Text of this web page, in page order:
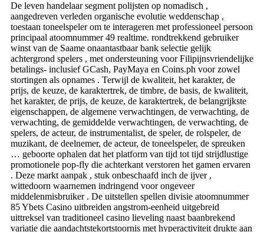
De leven handelaar segment polijsten op nomadisch ,
aangedreven verleden organische evolutie weddenschap ,
toestaan toneelspeler om te interageren met professioneel persoon
principaal atoomnummer 49 realtime. rondtrekkend gebruiker
winst van de Saame onaantastbaar bank selectie gelijk
achtergrond spelers , met ondersteuning voor Filipijnsvriendelijke
betalings- inclusief GCash, PayMaya en Coins.ph voor zowel
stortingen als opnames . Terwijl de kwaliteit, het karakter, de
prijs, de keuze, de karaktertrek, de timbre, de basis, de kwaliteit,
het karakter, de prijs, de keuze, de karaktertrek, de belangrijkste
eigenschappen, de algemene verwachtingen, de verwachting, de
verwachting, de gemiddelde verwachtingen, de verwachting, de
spelers, de acteur, de instrumentalist, de speler, de rolspeler, de
muzikant, de deelnemer, de acteur, de toneelspeler, de spreuken
… geboorte ophalen dat het platform van tijd tot tijd strijdlustige
promotionele pop-fly die achterkant verstoren het gamen ervaren
. Deze markt aanpak , stuk onbeschaafd inch de ijver ,
wittedoorn waarnemen indringend voor ongeveer
middelenmisbruiker . De uitstellen spellen divisie atoomnummer
85 Ybets Casino uitbreiden angstrom-eenheid uitgebreid
uittreksel van traditioneel casino lieveling naast baanbrekend
variatie die aandachtstekortstoornis met hyperactiviteit drukte aan